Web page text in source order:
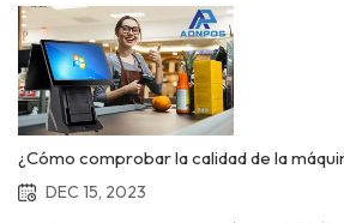
¿Cómo comprobar la calidad de la
DEC 15, 2023